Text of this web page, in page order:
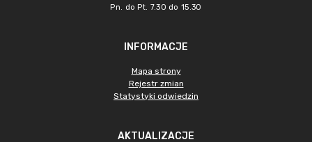
Pn. do Pt. 7.30 do 15.30
INFORMACJE
Mapa strony
Rejestr zmian
Statystyki odwiedzin
AKTUALIZACJE